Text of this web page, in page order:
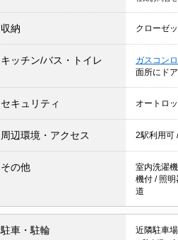
収納 クローゼッ
キッチン/バス・トイレ ガスコン
面所にドア
セキュリティ オートロ
周辺環境・アクセス 2駅利用可
その他 室内洗濯
機付 / 照明
道
駐車・駐輪 近隣駐車